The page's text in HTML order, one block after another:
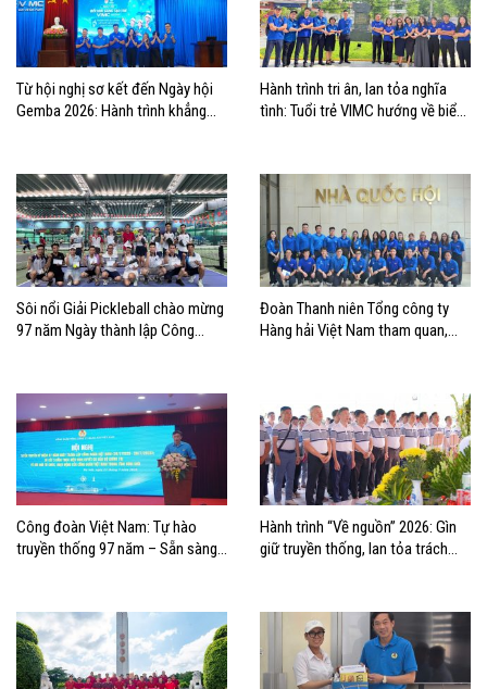
Từ hội nghị sơ kết đến Ngày hội
Gemba 2026: Hành trình khẳng
Hành trình tri ân, lan tỏa nghĩa
tình: Tuổi trẻ VIMC hướng về biển
Sôi nổi Giải Pickleball chào mừng
97 năm Ngày thành lập Công
Đoàn Thanh niên Tổng công ty
Hàng hải Việt Nam tham quan,
Công đoàn Việt Nam: Tự hào
truyền thống 97 năm – Sẵn sàng
Hành trình “Về nguồn” 2026: Gìn
giữ truyền thống, lan tỏa trách